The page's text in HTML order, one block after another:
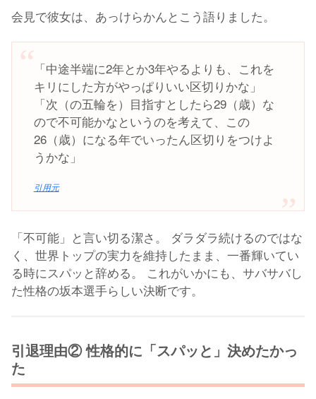
会見で彼女は、あっけらかんとこう語りました。
「中途半端に2年とか3年やるよりも、これを
キリにした方がやっぱりいい区切りかな」
「次（の五輪を）目指すとしたら29（歳）な
ので不可能かなというのを考えて、この
26（歳）になる年でいったん区切りをつけよ
うかな」
引用元
「不可能」と言い切る潔さ。 ダラダラ続けるのではな
く、世界トップの実力を維持したまま、一番輝いてい
る時にスパッと辞める。 これがいかにも、サバサバし
た性格の坂本選手らしい決断です。
引退理由② 性格的に「スパッと」決めたかっ
た